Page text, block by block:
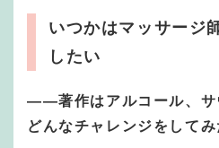
いつかはマッサージ
したい
――著作はアルコール、
どんなチャレンジをしてみ